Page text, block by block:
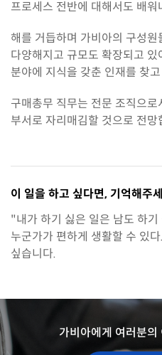
프로세스 전반에 대해서도 배워
해를 거듭하며 가비아의 구성원
다양해지고 규모도 확장되고
분야에 지식을 갖춘 인재를 찾
구매총무 직무는 전문 조직으
부서로 자리매김할 것으로 전망
이 일을 하고 싶다면, 기억해주
"내가 하기 싫은 일은 남도 하
누군가가 편하게 생활할 수 있
싶습니다.
가비아에게 여러분